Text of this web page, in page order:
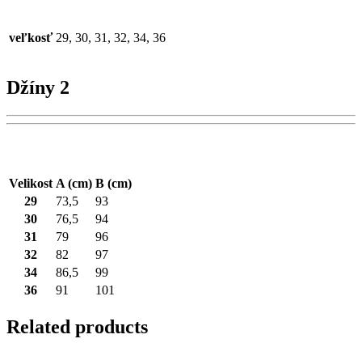
veľkosť 29, 30, 31, 32, 34, 36
Džíny 2
Velikost A (cm) B (cm)
29
73,5
93
30
76,5
94
31
79
96
32
82
97
34
86,5
99
36
91 101
Related products